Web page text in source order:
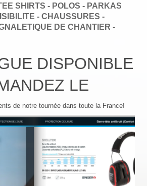
SHIRTS - POLOS - PARKAS
- CHAUSSURES -
DE CHANTIER -
DISPONIBLE
LE
de notre tournée dans toute la France!